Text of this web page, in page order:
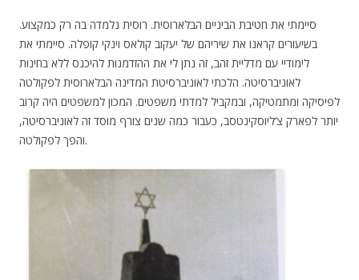
סיימתי את חטיבת הביניים הבלארוסית. רוסית נלמדה בה רק כמקצוע.
בשיעורים קראנו את שיריהם של יעקוב קולאס וינקי קופלה. סיימתי את
לימודיי עם מדליית זהב, זה נתן לי את ההזדמנות להיכנס ללא בחינות
לאוניברסיטה. הלכתי לאוניברסיטת המדינה הבלארוסית לפקולטה
לפיסיקה ומתמטיקה, ובמקביל למדתי משפטים. המכון למשפטים היה קרוב
יותר לפארק צ‘ליוסקינטסב, כעבור כמה שנים צורף מוסד זה לאוניברסיטה,
והפך לפקולטה.